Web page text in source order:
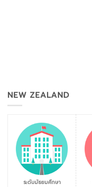
NEW ZEALAND
ระดับมัธยมศึกษา